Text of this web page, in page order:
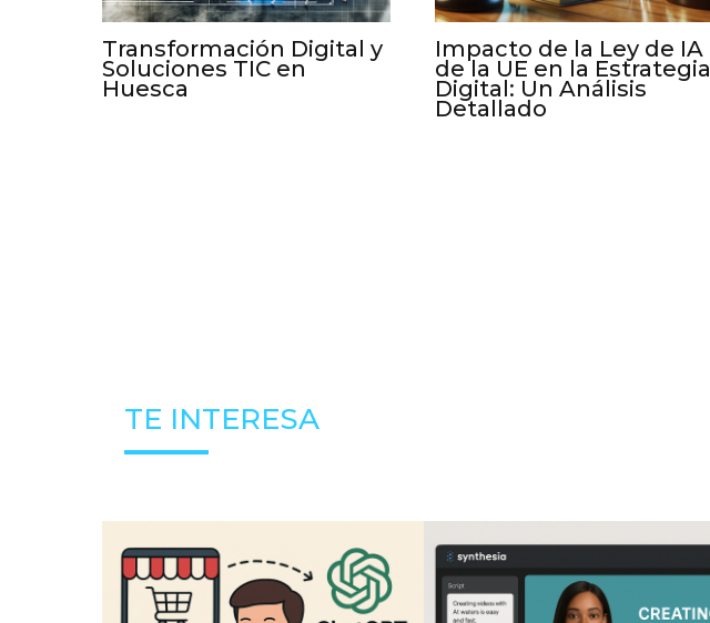
Transformación Digital y
Soluciones TIC en
Huesca
Impacto de la Ley de IA
de la UE en la Estrategia
Digital: Un Análisis
Detallado
TE INTERESA